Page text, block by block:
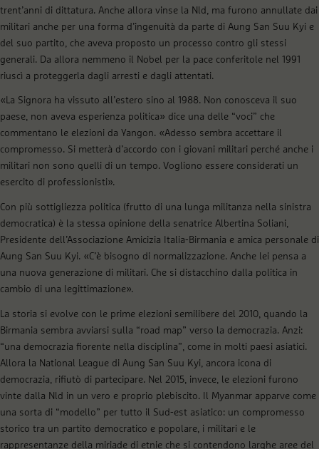
trent’anni di dittatura. Anche allora vinse la Nld, ma furono annullate dai
militari anche per una forma d’ingenuità da parte di Aung San Suu Kyi e
del suo partito, che aveva proposto un processo contro gli stessi
generali. Da allora nemmeno il Nobel per la pace conferitole nel 1991
riuscì a proteggerla dagli arresti e dagli attentati.
«La Signora ha vissuto all’estero sino al 1988. Non conosceva il suo
paese, non aveva esperienza politica» dice una delle “voci” che
commentano le elezioni da Yangon. «Adesso sembra accettare il
compromesso. Si metterà d’accordo con i giovani militari perché anche i
militari non sono quelli di un tempo. Vogliono essere considerati un
esercito di professionisti».
Con più sottigliezza politica (frutto di una lunga militanza nella sinistra
democratica) è la stessa opinione della senatrice Albertina Soliani,
Presidente dell’Associazione Amicizia Italia-Birmania e amica personale di
Aung San Suu Kyi. «C’è bisogno di normalizzazione. Anche lei pensa a
una nuova generazione di militari. Che si distacchino dalla politica in
cambio di una legittimazione».
La storia si evolve con le prime elezioni semilibere del 2010, quando la
Birmania sembra avviarsi sulla “road map” verso la democrazia. Anzi:
“una democrazia fiorente nella disciplina”, come in molti paesi asiatici.
Allora la National League di Aung San Suu Kyi, ancora icona di
democrazia, rifiutò di partecipare. Nel 2015, invece, le elezioni furono
vinte dalla Nld in un vero e proprio plebiscito. Il Myanmar apparve come
una sorta di “modello” per tutto il Sud-est asiatico: un compromesso
storico tra un partito democratico e popolare, i militari e le
rappresentanze della miriade di etnie che si contendono larghe aree del